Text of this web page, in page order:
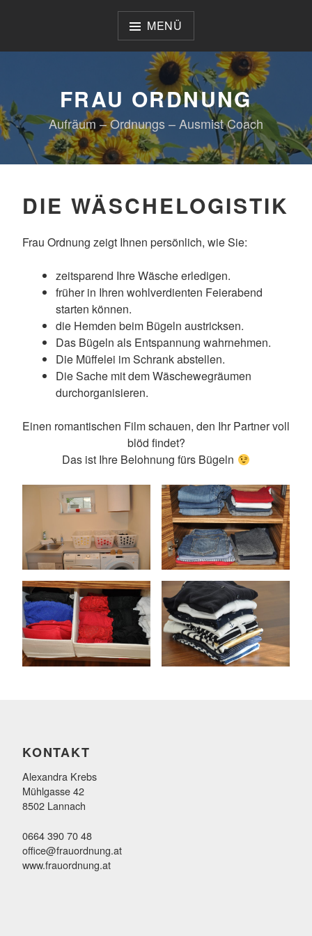
MENÜ
FRAU ORDNUNG
Aufräum – Ordnungs – Ausmist Coach
DIE WÄSCHELOGISTIK
Frau Ordnung zeigt Ihnen persönlich, wie Sie:
zeitsparend Ihre Wäsche erledigen.
früher in Ihren wohlverdienten Feierabend
starten können.
die Hemden beim Bügeln austricksen.
Das Bügeln als Entspannung wahrnehmen.
Die Müffelei im Schrank abstellen.
Die Sache mit dem Wäschewegräumen
durchorganisieren.
Einen romantischen Film schauen, den Ihr Partner voll
blöd findet?
Das ist Ihre Belohnung fürs Bügeln
KONTAKT
Alexandra Krebs
Mühlgasse 42
8502 Lannach
0664 390 70 48
office@frauordnung.at
www.frauordnung.at